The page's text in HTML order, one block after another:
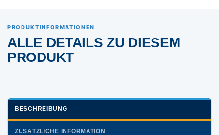
PRODUKTINFORMATIONEN
ALLE DETAILS ZU DIESEM
PRODUKT
BESCHREIBUNG
ZUSÄTZLICHE INFORMATION